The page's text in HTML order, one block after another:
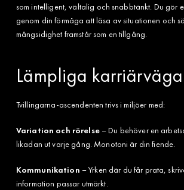
som intelligent, vältalig och snabbtänkt. Du gör
genom din förmåga att läsa av situationen och
mångsidighet framstår som en tillgång.
Lämpliga
Tvillingarna-ascendenten trivs i miljöer med:
Variation och rörelse– Du behöver en
likadan ut varje gång. Monotoni är din fiende.
Kommunikation – Yrken där du får prata,
information passar utmärkt.